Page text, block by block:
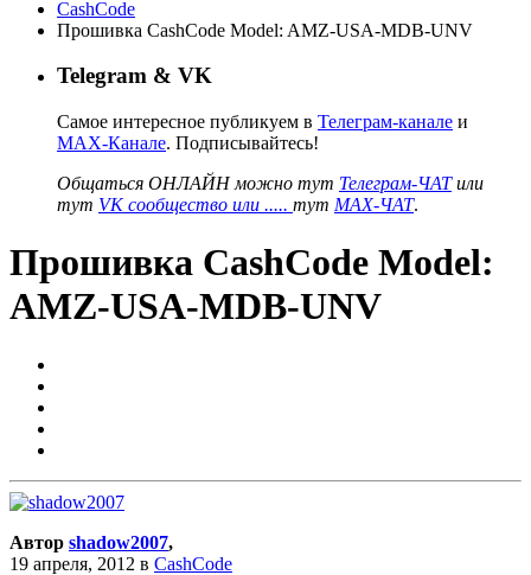
CashCode
Прошивка CashCode Мodel: AMZ-USA-MDB-UNV
Telegram & VK
Самое интересное публикуем в Телеграм-канале и
MAX-Канале. Подписывайтесь!
Общаться ОНЛАЙН можно тут Телеграм-ЧАТили
тут VK сообщество или ..... тут MAX-ЧАТ.
Прошивка CashCode Мodel:
AMZ-USA-MDB-UNV
Автор shadow2007,
19 апреля, 2012 в CashCode